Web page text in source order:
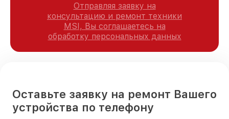
Отправляя заявку на
консультацию и ремонт техники
MSI, Вы соглашаетесь на
обработку персональных данных
Оставьте заявку на ремонт Вашего
устройства по телефону